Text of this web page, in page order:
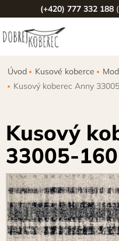
(+420) 777 332 188
Úvod Kusové koberce
Kusový koberec Anny
Kusový
33005-160